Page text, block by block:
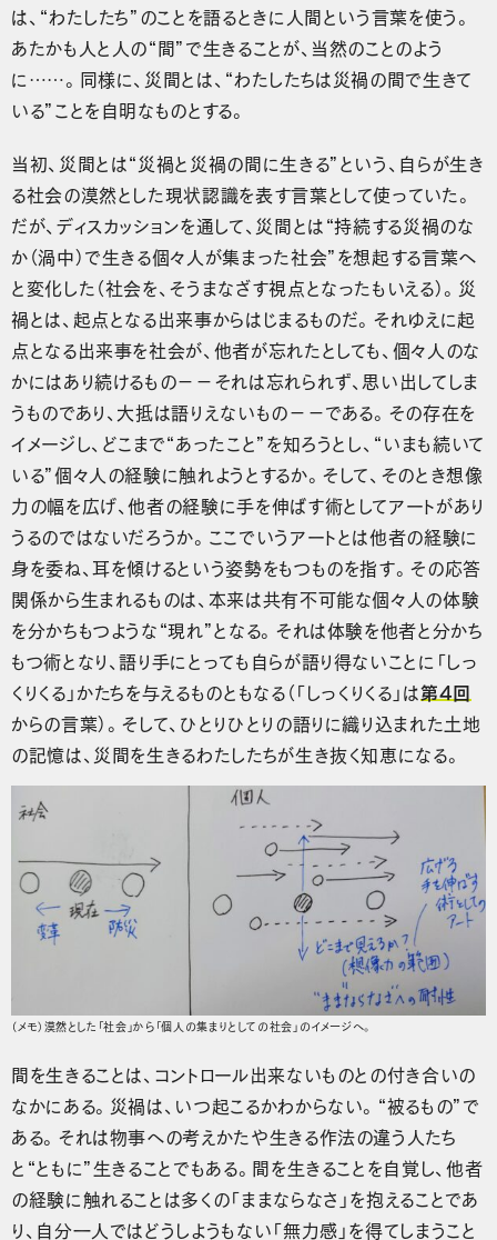
は、“わたしたち”のことを語るときに人間という言葉を使う。
あたかも人と人の“間”で生きることが、当然のことのよう
に……。同様に、災間とは、“わたしたちは災禍の間で生きて
いる”ことを自明なものとする。
当初、災間とは“災禍と災禍の間に生きる”という、自らが生き
る社会の漠然とした現状認識を表す言葉として使っていた。
だが、ディスカッションを通して、災間とは“持続する災禍のな
か（渦中）で生きる個々人が集まった社会”を想起する言葉へ
と変化した（社会を、そうまなざす視点となったもいえる）。災
禍とは、起点となる出来事からはじまるものだ。それゆえに起
点となる出来事を社会が、他者が忘れたとしても、個々人のな
かにはあり続けるもの−−それは忘れられず、思い出してしま
うものであり、大抵は語りえないもの−−である。その存在を
イメージし、どこまで“あったこと”を知ろうとし、“いまも続いて
いる”個々人の経験に触れようとするか。そして、そのとき想像
力の幅を広げ、他者の経験に手を伸ばす術としてアートがあり
うるのではないだろうか。ここでいうアートとは他者の経験に
身を委ね、耳を傾けるという姿勢をもつものを指す。その応答
関係から生まれるものは、本来は共有不可能な個々人の体験
を分かちもつような“現れ”となる。それは体験を他者と分かち
もつ術となり、語り手にとっても自らが語り得ないことに「しっ
くりくる」かたちを与えるものともなる（「しっくりくる」は第4回
からの言葉）。そして、ひとりひとりの語りに織り込まれた土地
の記憶は、災間を生きるわたしたちが生き抜く知恵になる。
（メモ）漠然とした「社会」から「個人の集まりとしての社会」のイメージへ。
間を生きることは、コントロール出来ないものとの付き合いの
なかにある。災禍は、いつ起こるかわからない。“被るもの”で
ある。それは物事への考えかたや生きる作法の違う人たち
と“ともに”生きることでもある。間を生きることを自覚し、他者
の経験に触れることは多くの「ままならなさ」を抱えることであ
り、自分一人ではどうしようもない「無力感」を得てしまうこと